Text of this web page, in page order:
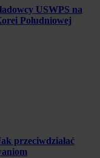
USWPS na
Południowej
przeciwdziałać